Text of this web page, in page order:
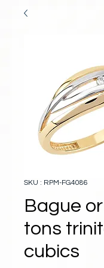
SKU : RPM-FG4086
Bague
tons
cubics